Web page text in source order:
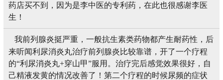
药店买不到，因为是李中医的专利药，在此也很感谢李医
生！
我前列腺炎挺严重，一般抗生素类药物都产生耐药性，后
来听闻利尿消炎丸治疗前列腺炎比较靠谱，开了一个疗程
的“利尿消炎丸+穿山甲”服用。治疗完后感觉效果很好，自
己精液发黄的情况改善了！第二个疗程的时候尿频的症状